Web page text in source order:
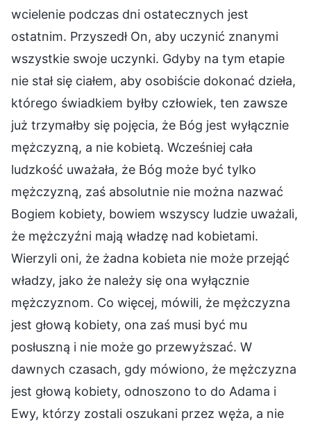
wcielenie podczas dni ostatecznych jest
ostatnim. Przyszedł On, aby uczynić znanymi
wszystkie swoje uczynki. Gdyby na tym etapie
nie stał się ciałem, aby osobiście dokonać dzieła,
którego świadkiem byłby człowiek, ten zawsze
już trzymałby się pojęcia, że Bóg jest wyłącznie
mężczyzną, a nie kobietą. Wcześniej cała
ludzkość uważała, że Bóg może być tylko
mężczyzną, zaś absolutnie nie można nazwać
Bogiem kobiety, bowiem wszyscy ludzie uważali,
że mężczyźni mają władzę nad kobietami.
Wierzyli oni, że żadna kobieta nie może przejąć
władzy, jako że należy się ona wyłącznie
mężczyznom. Co więcej, mówili, że mężczyzna
jest głową kobiety, ona zaś musi być mu
posłuszną i nie może go przewyższać. W
dawnych czasach, gdy mówiono, że mężczyzna
jest głową kobiety, odnoszono to do Adama i
Ewy, którzy zostali oszukani przez węża, a nie